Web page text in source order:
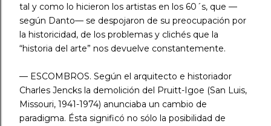
tal y como lo hicieron los artistas en los 60´s, que —
según Danto— se despojaron de su preocupación por
la historicidad, de los problemas y clichés que la
“historia del arte” nos devuelve constantemente.
— ESCOMBROS. Según el arquitecto e historiador
Charles Jencks la demolición del Pruitt-Igoe (San Luis,
Missouri, 1941-1974) anunciaba un cambio de
paradigma. Ésta significó no sólo la posibilidad de